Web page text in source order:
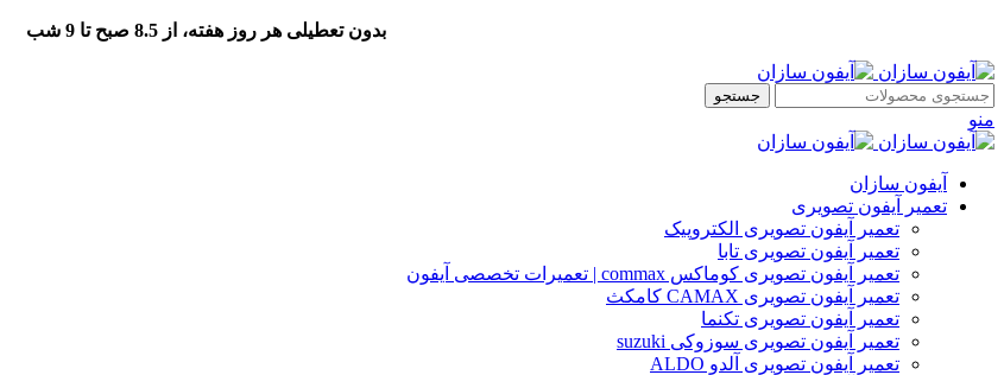
بدون تعطیلی هر روز هفته، از 8.5 صبح تا 9 شب
جستجو
منو
آیفون سازان
تعمیر آیفون تصویری
تعمیر آیفون تصویری الکتروپیک
تعمیر آیفون تصویری تابا
تعمیر آیفون تصویری کوماکس commax | تعمیرات تخصصی آیفون
تعمیر آیفون تصویری CAMAX کامکث
تعمیر آیفون تصویری تکنما
تعمیر آیفون تصویری سوزوکی suzuki
تعمیر آیفون تصویری آلدو ALDO